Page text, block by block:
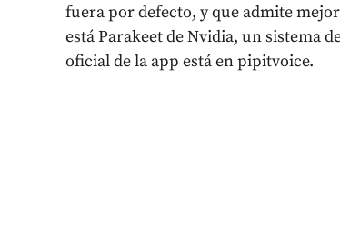
fuera por defecto, y que admite
está Parakeet de Nvidia, un sistema
oficial de la app está en pipitvoice.